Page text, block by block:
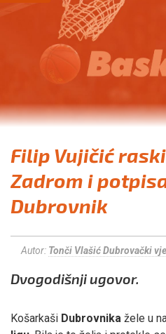
Filip Vujičić
Zadrom i
Dubrovnik
Autor: Tonči Vlašić Dubrovački
Dvogodišnji ugovor.
Košarkaši Dubrovnika žele u